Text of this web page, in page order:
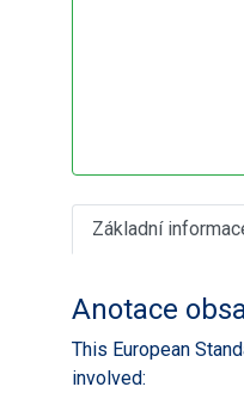
Základní
Anotace
This European
involved: